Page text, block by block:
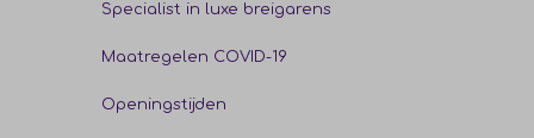
Specialist in luxe breigarens
Maatregelen COVID-19
Openingstijden